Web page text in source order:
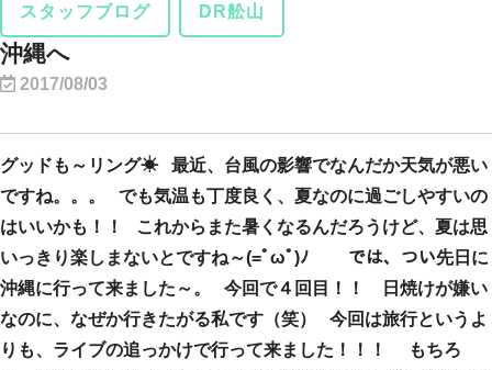
スタッフブログ DR舩山
沖縄へ
2017/08/03
グッドも～リング☀ 最近、台風の影響でなんだか天気が悪い
ですね。。。 でも気温も丁度良く、夏なのに過ごしやすいの
はいいかも！！ これからまた暑くなるんだろうけど、夏は思
いっきり楽しまないとですね～(=ﾟωﾟ)ﾉ では、つい先日に
沖縄に行って来ました～。 今回で４回目！！ 日焼けが嫌い
なのに、なぜか行きたがる私です（笑） 今回は旅行というよ
りも、ライブの追っかけで行って来ました！！！ もちろ